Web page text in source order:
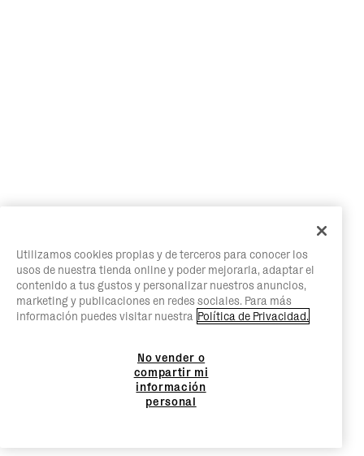
Utilizamos cookies propias y de terceros para conocer los
usos de nuestra tienda online y poder mejorarla, adaptar el
contenido a tus gustos y personalizar nuestros anuncios,
marketing y publicaciones en redes sociales. Para más
información puedes visitar nuestra Política de Privacidad.
No vender o
compartir mi
información
personal